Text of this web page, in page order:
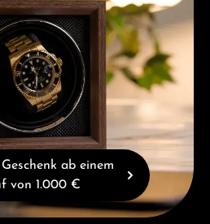
ab einem
von 1.000 €